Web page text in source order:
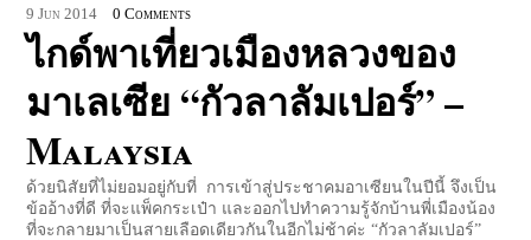
9 Jun 2014 0 Comments
ไกด์พาเที่ยวเมืองหลวงของ
มาเลเซีย “กัวลาลัมเปอร์” –
Malaysia
ด้วยนิสัยที่ไม่ยอมอยู่กับที่ การเข้าสู่ประชาคมอาเซียนในปีนี้ จึงเป็น
ข้ออ้างที่ดี ที่จะแพ็คกระเป๋า และออกไปทำความรู้จักบ้านพี่เมืองน้อง
ที่จะกลายมาเป็นสายเลือดเดียวกันในอีกไม่ช้าค่ะ “กัวลาลัมเปอร์”